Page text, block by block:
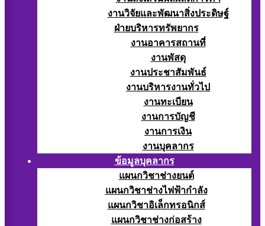
งานวิจัยและพัฒนาสิ่งประดิษฐ์
ฝ่ายบริหารทรัพยากร
งานอาคารสถานที่
งานพัสดุ
งานประชาสัมพันธ์
งานบริหารงานทั่วไป
งานทะเบียน
งานการบัญชี
งานการเงิน
งานบุคลากร
ข้อมูลบุคลากร
แผนกวิชาช่างยนต์
แผนกวิชาช่างไฟฟ้ากำลัง
แผนกวิชาอิเล็กทรอนิกส์
แผนกวิชาช่างก่อสร้าง